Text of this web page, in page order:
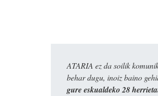
ATARIA ez da soilik
behar dugu, inoiz baino
gure eskualdeko 28